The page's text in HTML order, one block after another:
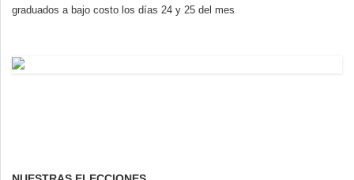
graduados a bajo costo los días 24 y 25 del mes